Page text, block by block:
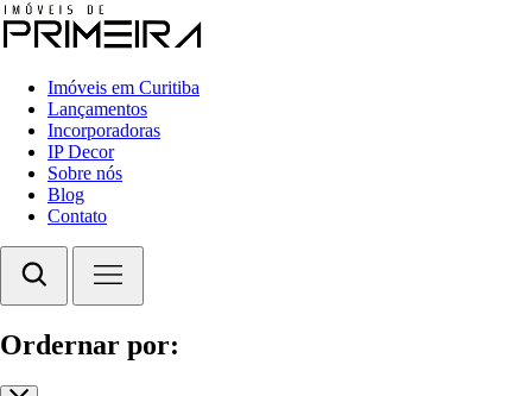
Imóveis em Curitiba
Lançamentos
Incorporadoras
IP Decor
Sobre nós
Blog
Contato
Ordernar por: